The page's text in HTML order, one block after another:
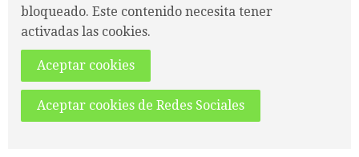
bloqueado. Este contenido necesita tener
activadas las cookies.
Aceptar cookies
Aceptar cookies de Redes Sociales